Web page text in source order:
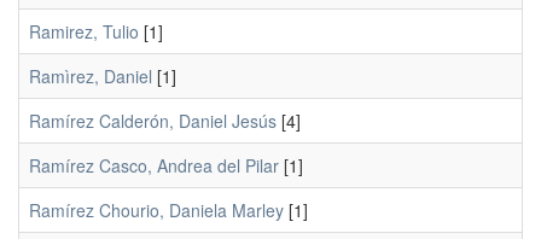
Ramirez, Tulio [1]
Ramìrez, Daniel [1]
Ramírez Calderón, Daniel Jesús [4]
Ramírez Casco, Andrea del Pilar [1]
Ramírez Chourio, Daniela Marley [1]